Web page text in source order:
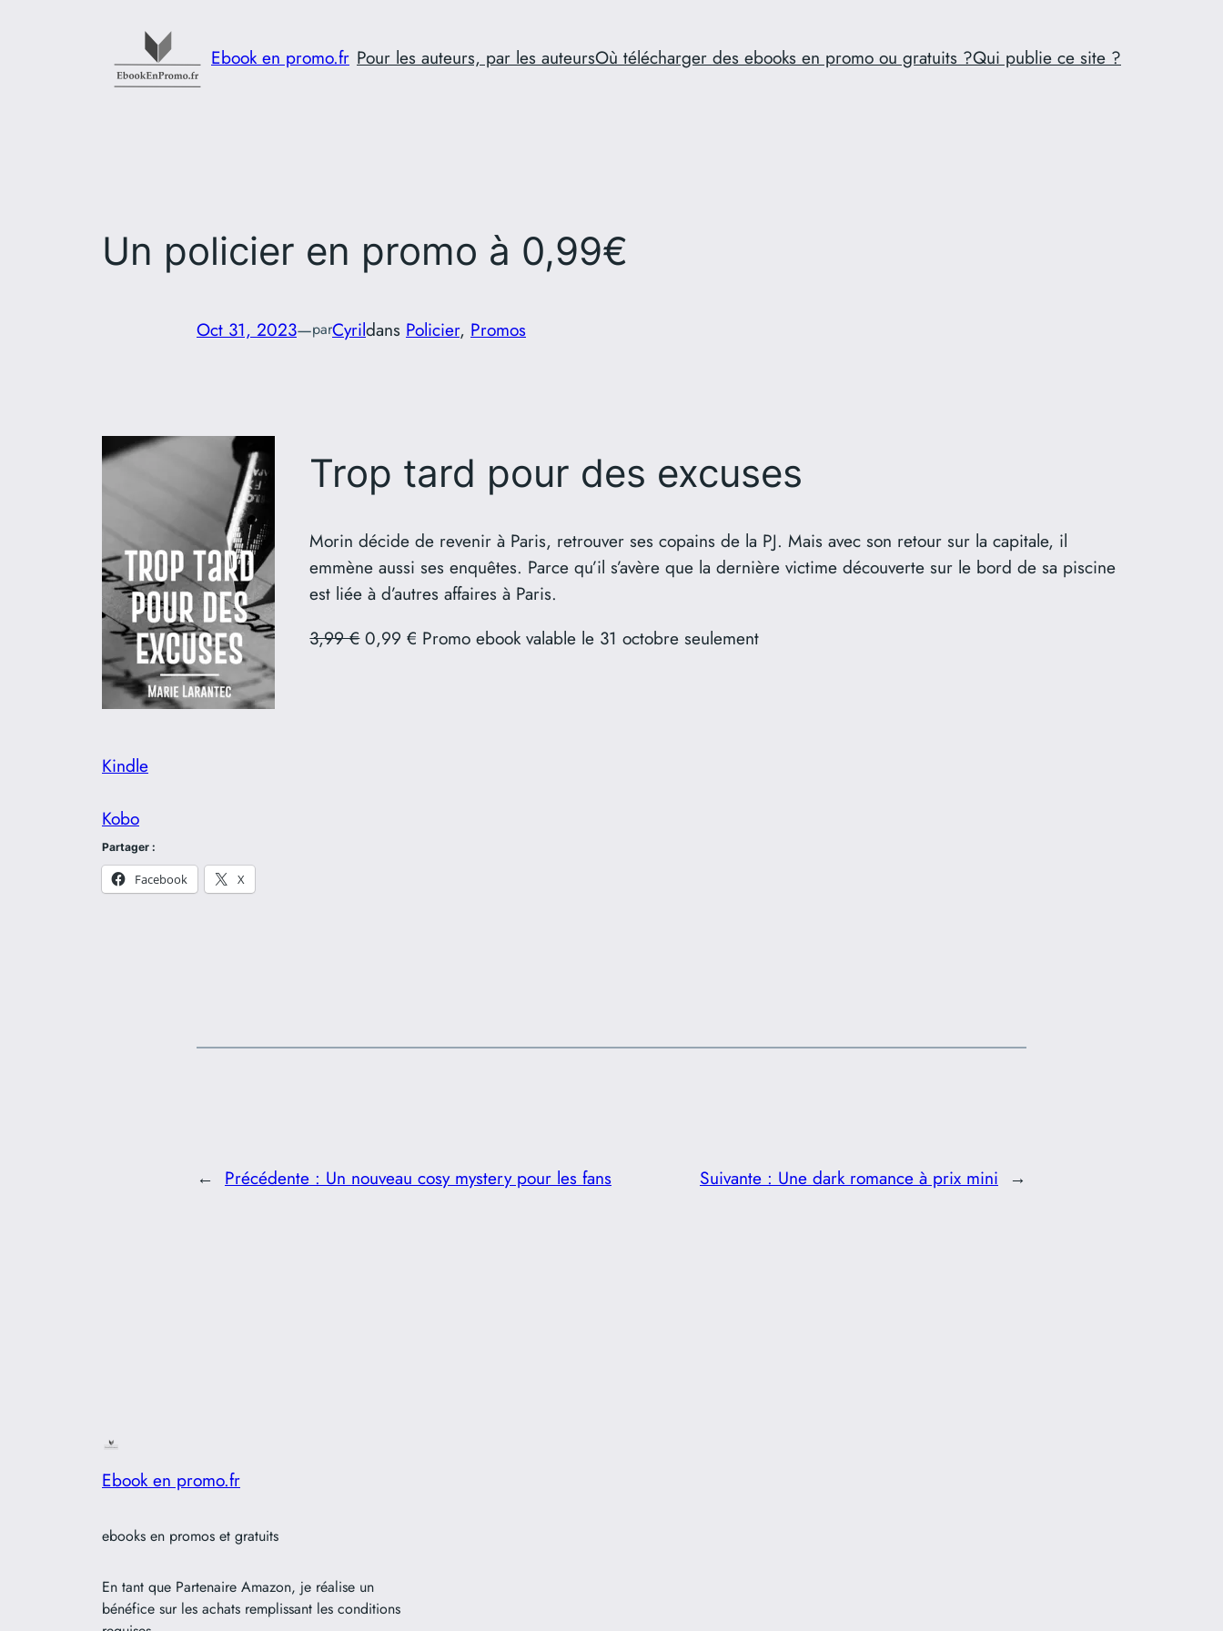
Ebook en promo.fr Pour les auteurs, par les auteursOù télécharger des ebooks en promo ou gratuits ?Qui publie ce site ?
Un policier en promo à 0,99€
Oct 31, 2023—parCyrildans Policier, Promos
Trop tard pour des excuses
Morin décide de revenir à Paris, retrouver ses copains de la PJ. Mais avec son retour sur la capitale, il
emmène aussi ses enquêtes. Parce qu’il s’avère que la dernière victime découverte sur le bord de sa piscine
est liée à d’autres affaires à Paris.
3,99 €0,99 € Promo ebook valable le 31 octobre seulement
Kindle
Kobo
Partager :
Facebook X
← Précédente : Un nouveau cosy mystery pour les fans Suivante : Une dark romance à prix mini →
Ebook en promo.fr
ebooks en promos et gratuits
En tant que Partenaire Amazon, je réalise un
bénéfice sur les achats remplissant les conditions